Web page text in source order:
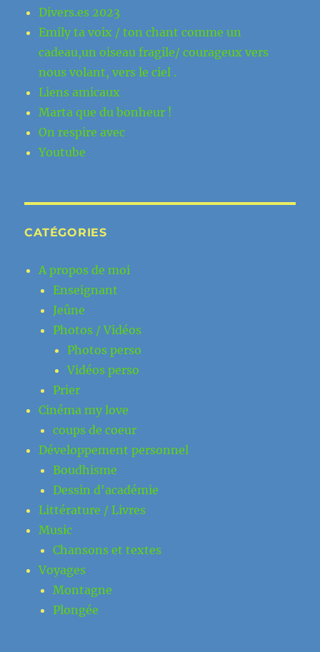
Divers.es 2023
Emily ta voix / ton chant comme un
cadeau,un oiseau fragile/ courageux vers
nous volant, vers le ciel .
Liens amicaux
Marta que du bonheur !
On respire avec
Youtube
CATÉGORIES
A propos de moi
Enseignant
Jeûne
Photos / Vidéos
Photos perso
Vidéos perso
Prier
Cinéma my love
coups de coeur
Développement personnel
Boudhisme
Dessin d'académie
Littérature / Livres
Music
Chansons et textes
Voyages
Montagne
Plongée